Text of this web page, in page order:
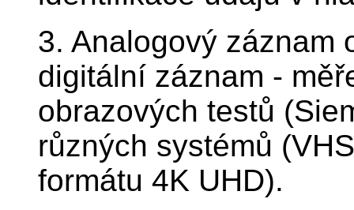
3. Analogový záznam
digitální záznam -
obrazových testů
různých systémů
formátu 4K UHD).